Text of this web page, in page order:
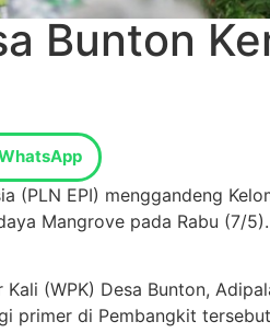
Bunton
(PLN EPI) menggandeng
Mangrove pada Rabu (7/
(WPK) Desa Bunton,
primer di Pembangkit